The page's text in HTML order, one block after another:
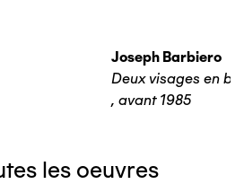
Joseph Barbiero
Deux visages en
, avant 1985
les oeuvres